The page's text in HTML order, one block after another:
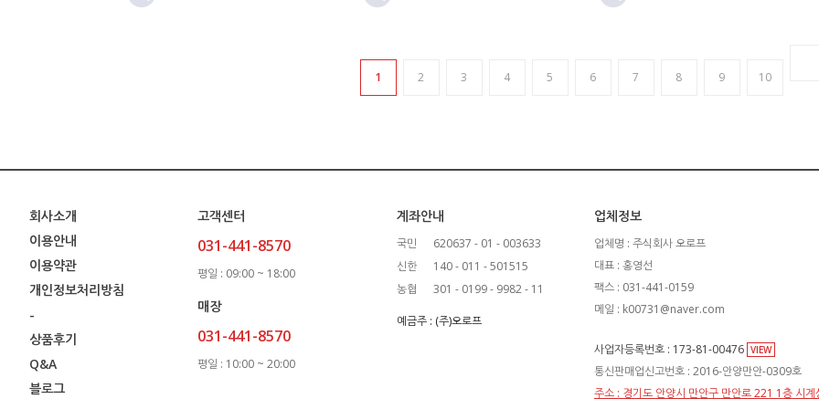
1 2 3 4 5 6 7 8 9 10
회사소개
이용안내
이용약관
개인정보처리방침
-
상품후기
Q&A
블로그
고객센터
031-441-8570
평일 : 09:00 ~ 18:00
매장
031-441-8570
평일 : 10:00 ~ 20:00
계좌안내
국민
620637 - 01 - 003633
신한
140 - 011 - 501515
농협
301 - 0199 - 9982 - 11
예금주 : (주)오로프
업체정보
업체명 : 주식회사 오로프
대표 : 홍영선
팩스 : 031-441-0159
메일 : k00731@naver.com
사업자등록번호 : 173-81-00476 VIEW
통신판매업신고번호 : 2016-안양만안-0309호
주소 : 경기도 안양시 만안구 만안로 221 1층 시계